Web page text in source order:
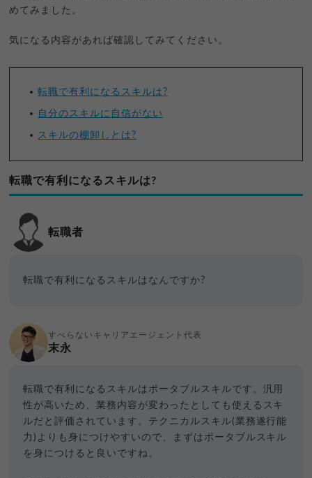
めてみました。
気になる内容があれば確認してみてください。
転職で有利になるスキルは?
自分のスキルに自信がない
スキルの棚卸しとは?
転職で有利になるスキルは?
転職者
転職で有利になるスキルはなんですか?
すべらないキャリアエージェント代表
末永
転職で有利になるスキルはポータブルスキルです。汎用
性が高いため、業務内容が変わったとしても使えるスキ
ルだと評価されています。テクニカルスキル(業務遂行能
力)よりも身につけやすいので、まずはポータブルスキル
を身につけると良いですね。